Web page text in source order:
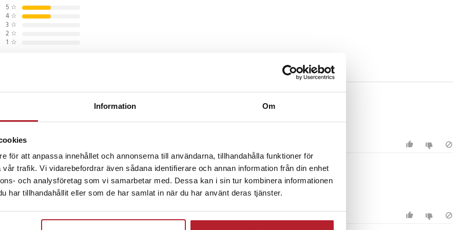
Information Om
för att anpassa innehållet och annonserna till användarna, tillhandahålla funktioner för
trafik. Vi vidarebefordrar även sådana identifierare och annan information från din enhet
och analysföretag som vi samarbetar med. Dessa kan i sin tur kombinera informationen
har tillhandahållit eller som de har samlat in när du har använt deras tjänster.
på upp till 10 meter. Det
ger upp till 2,5
stöder även A2DP och
Med sina kompakta
och samtal
gör det enkelt att ta emot
ta upp telefonen. Högtalaren
kontoret eller
storleken men imponerande i
5 ☆
4 ☆
3 ☆
2 ☆
1 ☆
sedan
Liten och smidig och lätt att ha med sig.